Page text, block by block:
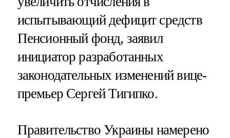
испытывающий дефицит средств
Пенсионный фонд, заявил
инициатор разработанных
законодательных изменений вице-
премьер Сергей Тигипко.
Правительство Украины намерено